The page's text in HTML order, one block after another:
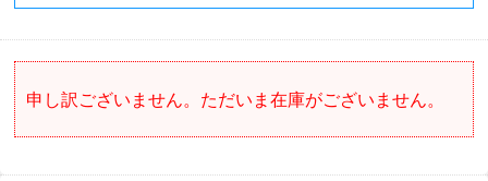
申し訳ございません。ただいま在庫がございません。